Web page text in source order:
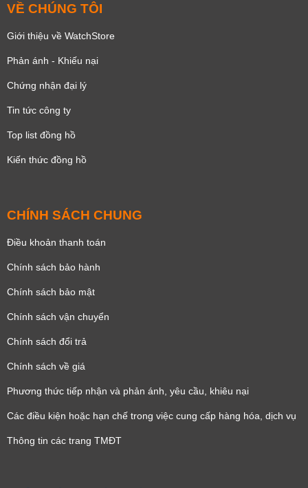
VỀ CHÚNG TÔI
Giới thiệu về WatchStore
Phản ánh - Khiếu nại
Chứng nhận đại lý
Tin tức công ty
Top list đồng hồ
Kiến thức đồng hồ
CHÍNH SÁCH CHUNG
Điều khoản thanh toán
Chính sách bảo hành
Chính sách bảo mật
Chính sách vận chuyển
Chính sách đổi trả
Chính sách về giá
Phương thức tiếp nhận và phản ánh, yêu cầu, khiêu nại
Các điều kiện hoặc hạn chế trong việc cung cấp hàng hóa, dịch vụ
Thông tin các trang TMĐT